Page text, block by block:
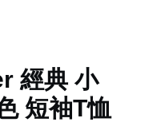
經典 小
短袖T恤